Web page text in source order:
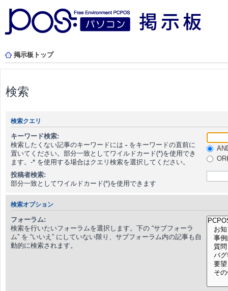
掲示板トップ
検索
検索クエリ
キーワード検索:
検索したくない記事のキーワードには - をキーワードの直前に
置いてください。部分一致としてワイルドカード(*)を使用でき
ます。-* を使用する場合はクエリ検索を選択してください。
OR
投稿者検索:
部分一致としてワイルドカード(*)を使用できます
検索オプション
フォーラム:
検索を行いたいフォーラムを選択します。下の “サブフォーラ
ム” を “いいえ” にしていない限り、サブフォーラム内の記事も自
動的に検索されます。